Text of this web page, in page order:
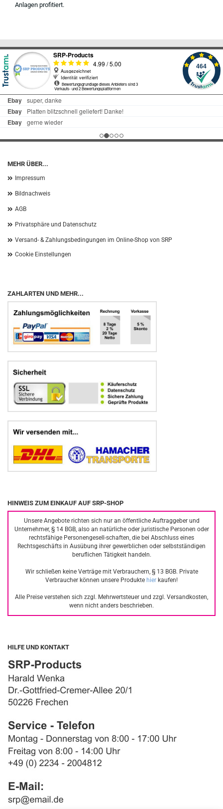
Anlagen profitiert.
MEHR ÜBER...
Impressum
Bildnachweis
AGB
Privatsphäre und Datenschutz
Versand- & Zahlungsbedingungen im Online-Shop von SRP
Cookie Einstellungen
ZAHLARTEN UND MEHR...
HINWEIS ZUM EINKAUF AUF SRP-SHOP
Unsere Angebote richten sich nur an öffentliche Auftraggeber und
Unternehmer, § 14 BGB, also an natürliche oder juristische Personen oder
rechtsfähige Personengesell-schaften, die bei Abschluss eines
Rechtsgeschäfts in Ausübung ihrer gewerblichen oder selbstständigen
beruflichen Tätigkeit handeln.
Wir schließen keine Verträge mit Verbrauchern, § 13 BGB. Private
Verbraucher können unsere Produkte hier kaufen!
Alle Preise verstehen sich zzgl. Mehrwertsteuer und zzgl. Versandkosten,
wenn nicht anders beschrieben.
HILFE UND KONTAKT